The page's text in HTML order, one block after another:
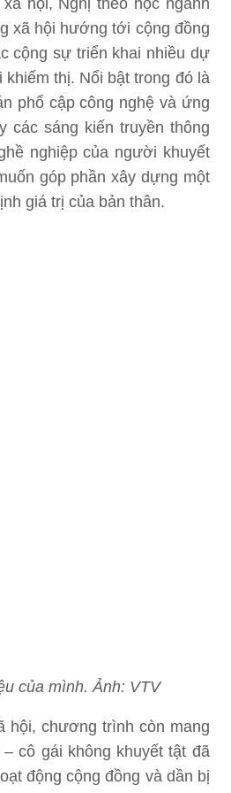
hội, Nghị theo học ngành
xã hội hướng tới cộng đồng
cộng sự triển khai nhiều dự
thị. Nổi bật trong đó là
phổ cập công nghệ và ứng
các sáng kiến truyền thông
nghiệp của người khuyết
góp phần xây dựng một
giá trị của bản thân.
của mình. Ảnh: VTV
hội, chương trình còn mang
cô gái không khuyết tật đã
động cộng đồng và dần bị